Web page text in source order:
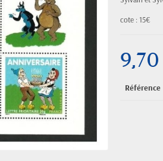
cote : 15€
Référence